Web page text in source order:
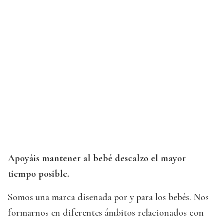
Apoyáis mantener al bebé descalzo el mayor
tiempo posible.
Somos una marca diseñada por y para los bebés. Nos
formarnos en diferentes ámbitos relacionados con